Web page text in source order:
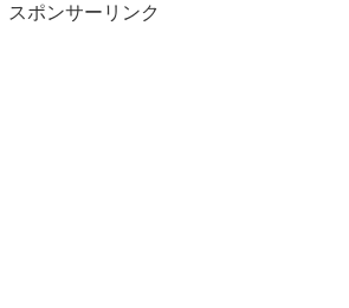
スポンサーリンク